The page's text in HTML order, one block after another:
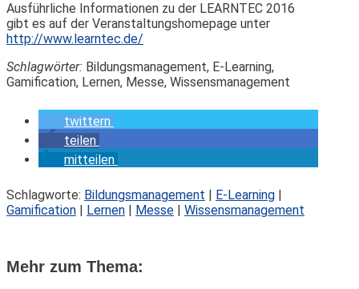
Ausführliche Informationen zu der LEARNTEC 2016
gibt es auf der Veranstaltungshomepage unter
http://www.learntec.de/
Schlagwörter: Bildungsmanagement, E-Learning,
Gamification, Lernen, Messe, Wissensmanagement
twittern
teilen
mitteilen
Schlagworte: Bildungsmanagement | E-Learning |
Gamification | Lernen | Messe | Wissensmanagement
Mehr zum Thema: